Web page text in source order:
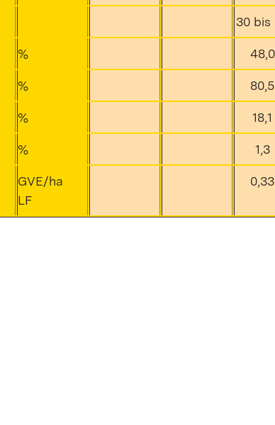
30 bis
% 48,0
% 80,5
% 18,1
% 1,3
GVE/ha
LF
0,33